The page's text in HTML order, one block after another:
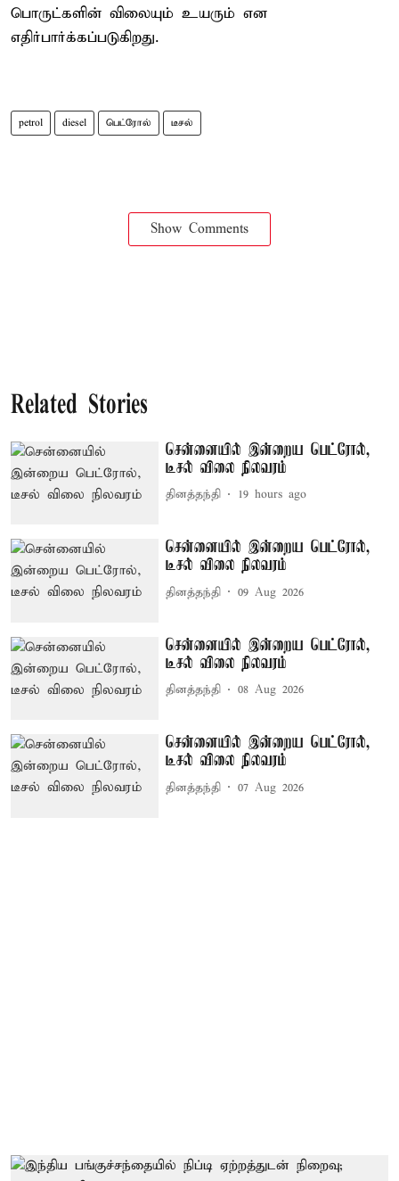
பொருட்களின் விலையும் உயரும் என
எதிர்பார்க்கப்படுகிறது.
petrol diesel பெட்ரோல் டீசல்
Show Comments
Related Stories
சென்னையில் இன்றைய பெட்ரோல்,
டீசல் விலை நிலவரம்
தினத்தந்தி 19 hours ago
சென்னையில் இன்றைய பெட்ரோல்,
டீசல் விலை நிலவரம்
தினத்தந்தி 09 Aug 2026
சென்னையில் இன்றைய பெட்ரோல்,
டீசல் விலை நிலவரம்
தினத்தந்தி 08 Aug 2026
சென்னையில் இன்றைய பெட்ரோல்,
டீசல் விலை நிலவரம்
தினத்தந்தி 07 Aug 2026